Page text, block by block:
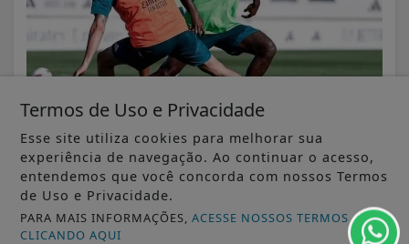
VISUALIZAR
Termos de Uso e Privacidade
Esse site utiliza cookies para melhorar sua
experiência de navegação. Ao continuar o acesso,
entendemos que você concorda com nossos Termos
de Uso e Privacidade.
PARA MAIS INFORMAÇÕES,ACESSE NOSSOS TERMOS
CLICANDO AQUI